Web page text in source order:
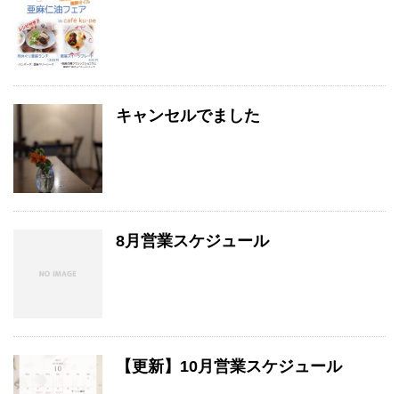
キャンセルでました
8月営業スケジュール
【更新】10月営業スケジュール